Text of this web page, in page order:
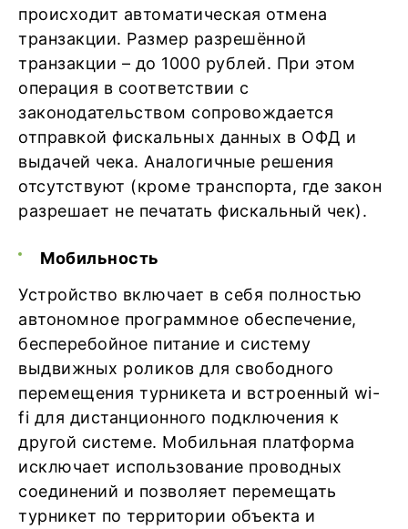
происходит автоматическая отмена
транзакции. Размер разрешённой
транзакции – до 1000 рублей. При этом
операция в соответствии с
законодательством сопровождается
отправкой фискальных данных в ОФД и
выдачей чека. Аналогичные решения
отсутствуют (кроме транспорта, где закон
разрешает не печатать фискальный чек).
Мобильность
Устройство включает в себя полностью
автономное программное обеспечение,
бесперебойное питание и систему
выдвижных роликов для свободного
перемещения турникета и встроенный wi-
fi для дистанционного подключения к
другой системе. Мобильная платформа
исключает использование проводных
соединений и позволяет перемещать
турникет по территории объекта и